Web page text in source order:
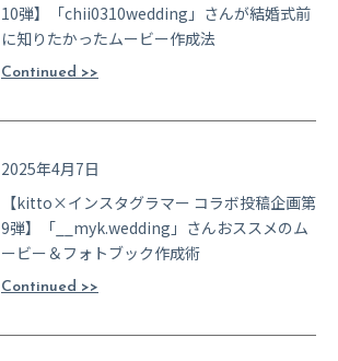
10弾】「chii0310wedding」さんが結婚式前
に知りたかったムービー作成法
Continued >>
2025年4月7日
【kitto×インスタグラマー コラボ投稿企画第
9弾】「__myk.wedding」さんおススメのム
ービー＆フォトブック作成術
Continued >>